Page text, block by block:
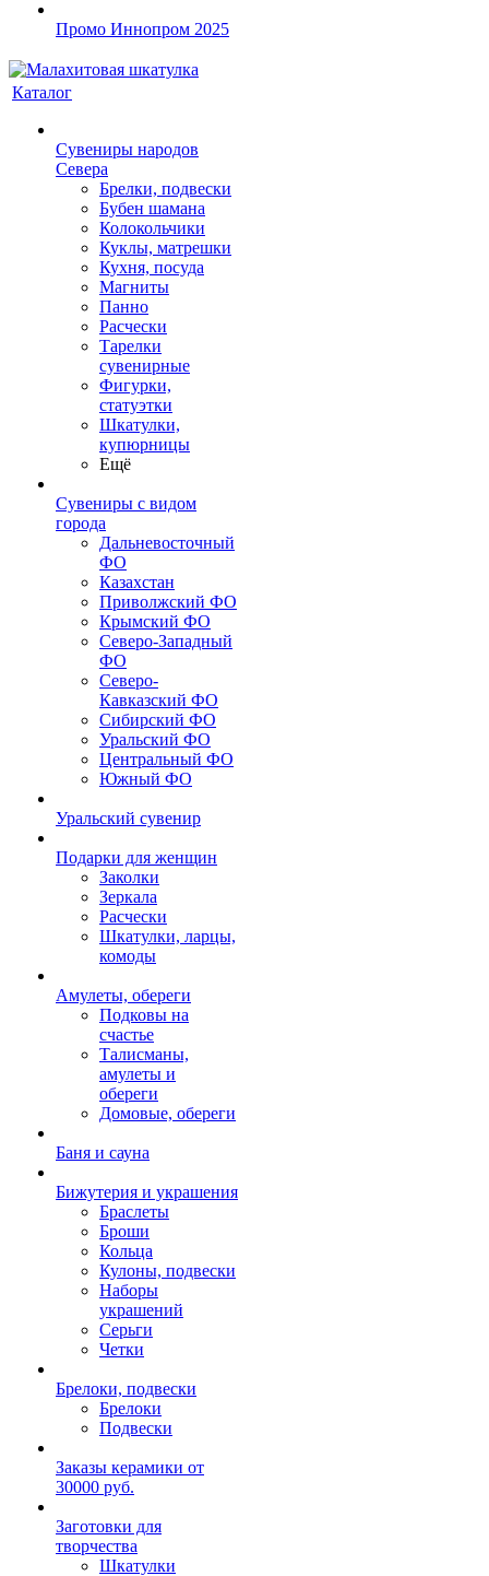
Промо Иннопром 2025
Каталог
Сувениры народов
Севера
Брелки, подвески
Бубен шамана
Колокольчики
Куклы, матрешки
Кухня, посуда
Магниты
Панно
Расчески
Тарелки
сувенирные
Фигурки,
статуэтки
Шкатулки,
купюрницы
Ещё
Сувениры с видом
города
Дальневосточный
ФО
Казахстан
Приволжский ФО
Крымский ФО
Северо-Западный
ФО
Северо-
Кавказский ФО
Сибирский ФО
Уральский ФО
Центральный ФО
Южный ФО
Уральский сувенир
Подарки для женщин
Заколки
Зеркала
Расчески
Шкатулки, ларцы,
комоды
Амулеты, обереги
Подковы на
счастье
Талисманы,
амулеты и
обереги
Домовые, обереги
Баня и сауна
Бижутерия и украшения
Браслеты
Броши
Кольца
Кулоны, подвески
Наборы
украшений
Серьги
Четки
Брелоки, подвески
Брелоки
Подвески
Заказы керамики от
30000 руб.
Заготовки для
творчества
Шкатулки